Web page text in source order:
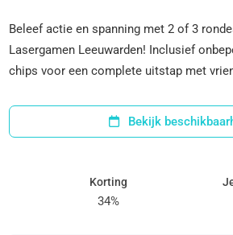
Beleef actie en spanning met 2 of 3
Lasergamen Leeuwarden! Inclusief
chips voor een complete uitstap met
Bekijk
Korting
34%